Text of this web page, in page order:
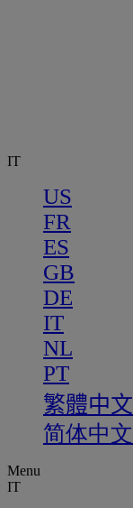
IT
US
FR
ES
GB
DE
IT
NL
PT
繁體中文
简体中文
Menu
IT